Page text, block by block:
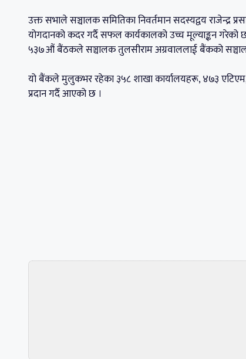
उक्त सभाले सञ्चालक समितिका निवर्तमान सदस्यद्वय राजेन्द्र
योगदानको कदर गर्दै सफल कार्यकालको उच्च मूल्याङ्कन गरेको
५३७औं बैंठकले सञ्चालक तुलसीराम अग्रवाललाई बैंकको
यो बैंकले मुलुकभर रहेका ३५८ शाखा कार्यालयहरू, ४७३ एटिएम,
प्रदान गर्दै आएको छ ।